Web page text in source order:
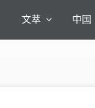
文萃 中国